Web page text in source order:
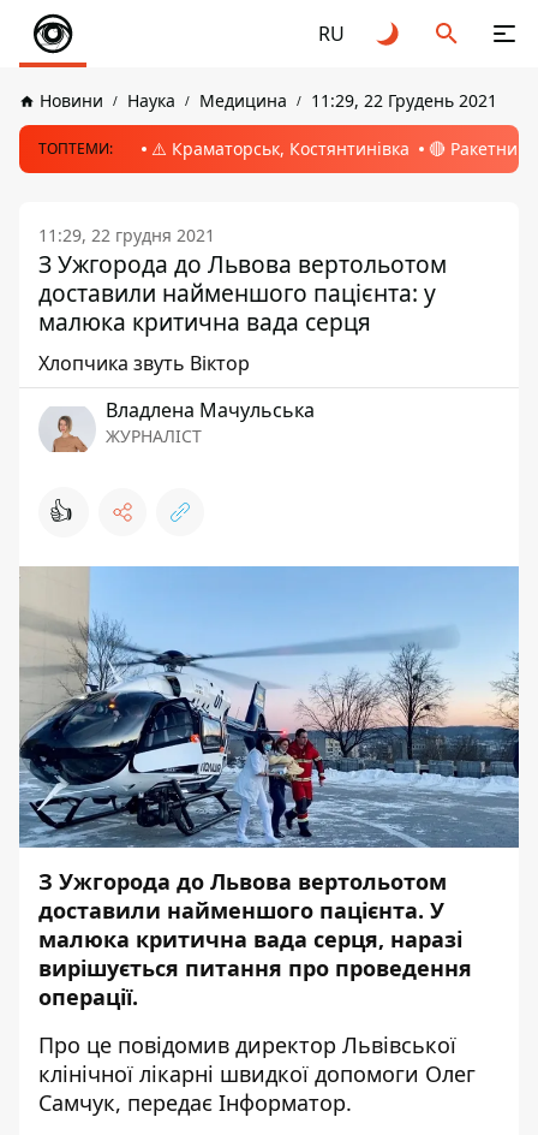
RU
Новини Наука Медицина 11:29, 22 Грудень 2021
ТОПТЕМИ: ⚠️ Краматорськ, Костянтинівка 🔴 Ракетний
11:29, 22 грудня 2021
З Ужгорода до Львова вертольотом
доставили найменшого пацієнта: у
малюка критична вада серця
Хлопчика звуть Віктор
Владлена Мачульська
ЖУРНАЛІСТ
👍
З Ужгорода до Львова вертольотом
доставили найменшого пацієнта. У
малюка критична вада серця, наразі
вирішується питання про проведення
операції.
Про це повідомив директор Львівської
клінічної лікарні швидкої допомоги Олег
Самчук, передає Інформатор.